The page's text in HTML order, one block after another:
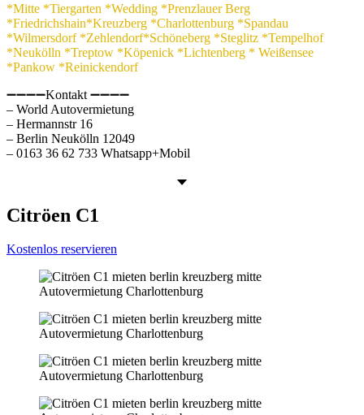
*Mitte *Tiergarten *Wedding *Prenzlauer Berg
*Friedrichshain*Kreuzberg *Charlottenburg *Spandau
*Wilmersdorf *Zehlendorf*Schöneberg *Steglitz *Tempelhof
*Neukölln *Treptow *Köpenick *Lichtenberg * Weißensee
*Pankow *Reinickendorf
➖➖➖➖Kontakt ➖➖➖➖
– World Autovermietung
– Hermannstr 16
– Berlin Neukölln 12049
– 0163 36 62 733 Whatsapp+Mobil
Citröen C1
Kostenlos reservieren